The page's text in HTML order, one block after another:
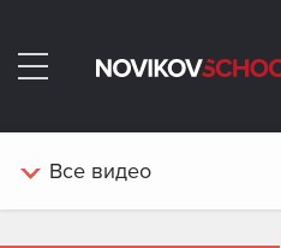
Все видео